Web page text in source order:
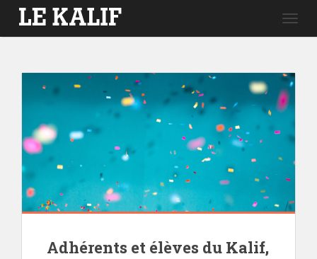
Adhérents et élèves du Kalif,